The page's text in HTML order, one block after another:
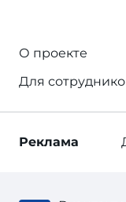
О проекте
Для
Реклама